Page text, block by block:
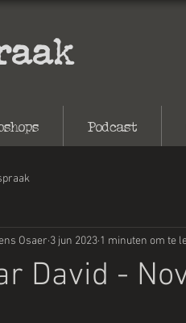
Podcast
David -
Osaer 3 jun 2023 1 minuten om te